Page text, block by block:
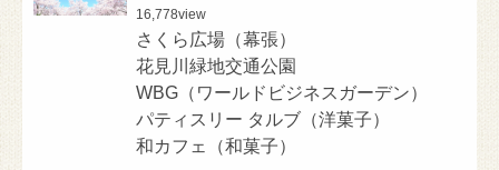
16,778view
さくら広場（幕張）
花見川緑地交通公園
WBG（ワールドビジネスガーデン）
パティスリー タルブ（洋菓子）
和カフェ（和菓子）